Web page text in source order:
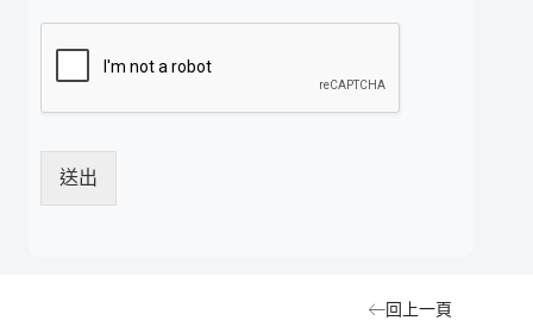
送出
回上一頁